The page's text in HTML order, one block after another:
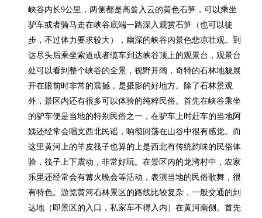
峡谷内长9公里，两侧都是高耸入云的黄色石笋，可以乘坐
驴车或者骑马走在峡谷底端一路深入观赏石笋（也可以徒
步，不过体力要求较大），幽深的峡谷内景色悲凉壮观。到
达尽头后乘坐索道或者缆车到达峡谷顶上的观景台，观景台
处可以看到整个峡谷的全景，视野开阔，奇特的石林地貌展
开在眼前时非常的震撼，是摄影的好地方。除了石林景观
外，景区内还有很多可以体验的纯粹民俗。首先在峡谷乘坐
的驴车便是当地的特别民俗之一，在驴车上时赶车的当地阿
姨还经常会唱支西北民谣，响彻回荡在山谷中很有感觉。而
这里黄河上的羊皮筏子也算的上是西北有传统韵味的民俗体
验，筏子上下震动，非常好玩。在景区内的龙湾村中，农家
乐里还经常会有篝火晚会等活动，表演当地的民俗歌舞，很
有特色。游览黄河石林景区的路线比较复杂，一般交通的到
达地（即景区的入口，私家车不得入内）在黄河南侧。首先